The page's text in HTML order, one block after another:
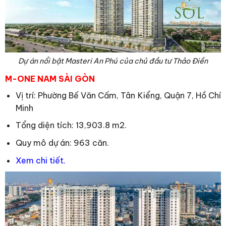
Dự án nổi bật Masteri An Phú của chủ đầu tư Thảo Điền
M-ONE NAM SÀI GÒN
Vị trí: Phường Bế Văn Cấm, Tân Kiểng, Quận 7, Hồ Chí
Minh
Tổng diện tích: 13,903.8 m2.
Quy mô dự án: 963 căn.
Xem chi tiết.